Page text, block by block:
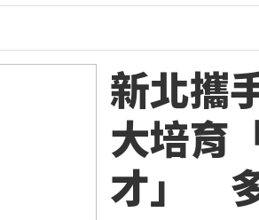
新北攜
大培育
才」